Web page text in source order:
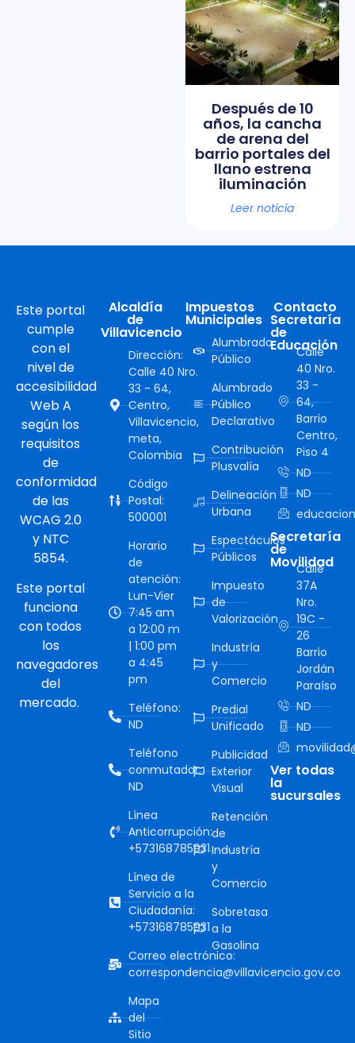
Después de 10
años, la cancha
de arena del
barrio portales del
llano estrena
iluminación
Leer noticia
Este portal
cumple
con el
nivel de
accesibilidad
Web A
según los
requisitos
de
conformidad
de las
WCAG 2.0
y NTC
5854.
Este portal
funciona
con todos
los
navegadores
del
mercado.
Alcaldía
de
Villavicencio
Dirección:
Calle 40 Nro.
33 - 64,
Centro,
Villavicencio,
meta,
Colombia
Código
Postal:
500001
Horario
de
atención:
Lun-Vier
7:45 am
a 12:00 m
| 1:00 pm
a 4:45
pm
Teléfono:
ND
Teléfono
conmutador:
ND
Línea
Anticorrupción:
+573168785931
Línea de
Servicio a la
Ciudadanía:
+573168785931
Correo electrónico:
correspondencia@villavicencio.gov.co
Mapa
del
Sitio
Impuestos
Municipales
Alumbrado
Público
Alumbrado
Público
Declarativo
Contribución
Plusvalía
Delineación
Urbana
Espectáculos
Públicos
Impuesto
de
Valorización
Industría
y
Comercio
Predial
Unificado
Publicidad
Exterior
Visual
Retención
de
Industría
y
Comercio
Sobretasa
a la
Gasolina
Contacto
Secretaría
de
Educación
Calle
40 Nro.
33 -
64,
Barrio
Centro,
Piso 4
ND
ND
Secretaría
de
Movilidad
Calle
37A
Nro.
19C -
26
Barrio
Jordán
Paraíso
ND
ND
Ver todas
la
sucursales